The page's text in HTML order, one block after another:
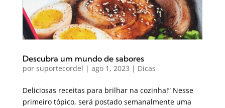
Descubra um mundo de sabores
por suportecordel | ago 1, 2023 | Dicas
Deliciosas receitas para brilhar na cozinha!” Nesse
primeiro tópico, será postado semanalmente uma